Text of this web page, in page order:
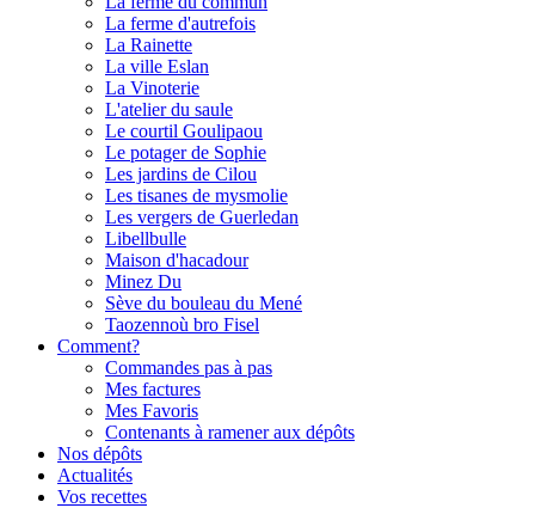
La ferme d'autrefois
La Rainette
La ville Eslan
La Vinoterie
L'atelier du saule
Le courtil Goulipaou
Le potager de Sophie
Les jardins de Cilou
Les tisanes de mysmolie
Les vergers de Guerledan
Libellbulle
Maison d'hacadour
Minez Du
Sève du bouleau du Mené
Taozennoù bro Fisel
Comment?
Commandes pas à pas
Mes factures
Mes Favoris
Contenants à ramener aux dépôts
Nos dépôts
Actualités
Vos recettes